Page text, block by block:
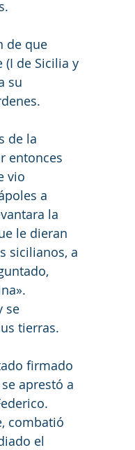
de que
(I de Sicilia y
su
de la
entonces
vio
a
la
le dieran
sicilianos, a
se
tierras.
firmado
aprestó a
combatió
el